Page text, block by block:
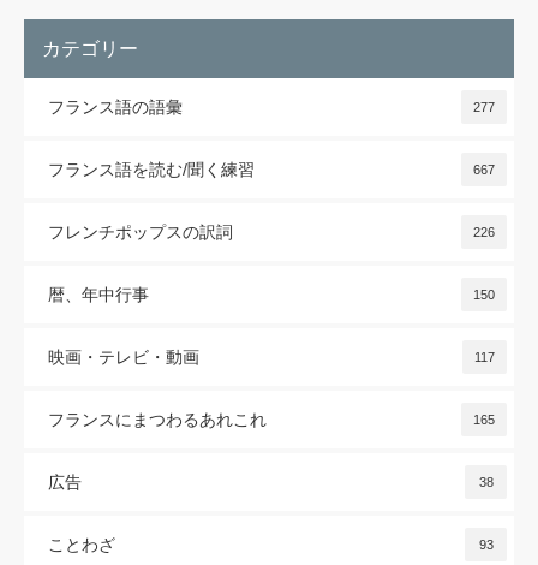
カテゴリー
フランス語の語彙 277
フランス語を読む/聞く練習 667
フレンチポップスの訳詞 226
暦、年中行事 150
映画・テレビ・動画 117
フランスにまつわるあれこれ 165
広告 38
ことわざ 93